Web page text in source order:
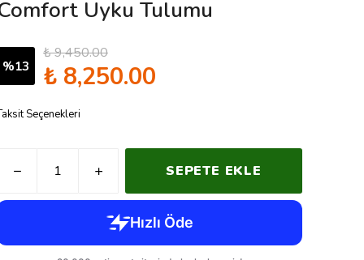
Uyku Tulumu
%13
₺ 9,450.00
₺ 8,250.00
Seçenekleri
SEPETE EKLE